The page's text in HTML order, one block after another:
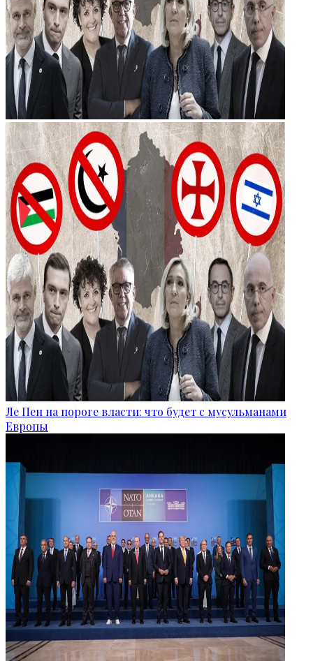
Ле Пен на пороге власти: что будет с мусульманами
Европы